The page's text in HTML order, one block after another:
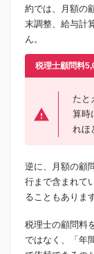
約では、月額の
末調整、給与計
ん。
税理士顧問料
たと
算時
れほ
逆に、月額の顧
行まで含まれて
ることもあります
税理士の顧問料
ではなく、「年